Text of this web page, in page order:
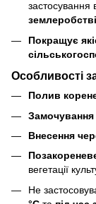
застосування
землеробстві
Покращує
Особливості
Полив
Замочування
Внесення
вегетації
Не